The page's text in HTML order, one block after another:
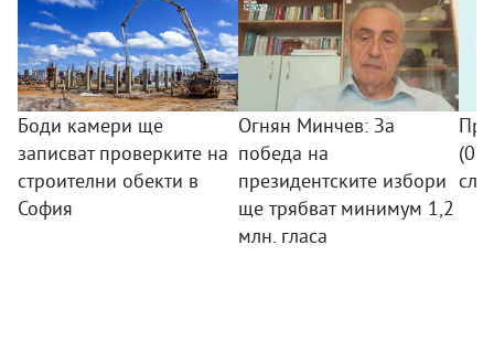
Боди камери ще
записват проверките на
строителни обекти в
София
Огнян Минчев: За
победа на
президентските избори
ще трябват минимум 1,2
млн. гласа